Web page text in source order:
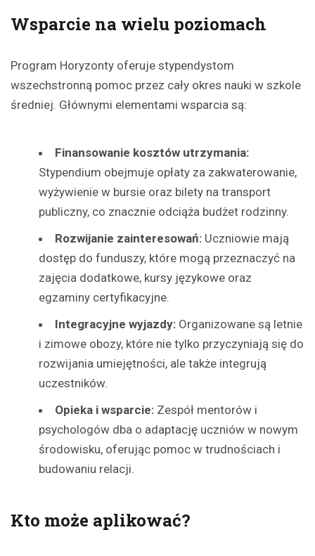
Wsparcie na wielu poziomach
Program Horyzonty oferuje stypendystom
wszechstronną pomoc przez cały okres nauki w szkole
średniej. Głównymi elementami wsparcia są:
Finansowanie kosztów utrzymania:
Stypendium obejmuje opłaty za zakwaterowanie,
wyżywienie w bursie oraz bilety na transport
publiczny, co znacznie odciąża budżet rodzinny.
Rozwijanie zainteresowań: Uczniowie mają
dostęp do funduszy, które mogą przeznaczyć na
zajęcia dodatkowe, kursy językowe oraz
egzaminy certyfikacyjne.
Integracyjne wyjazdy: Organizowane są letnie
i zimowe obozy, które nie tylko przyczyniają się do
rozwijania umiejętności, ale także integrują
uczestników.
Opieka i wsparcie: Zespół mentorów i
psychologów dba o adaptację uczniów w nowym
środowisku, oferując pomoc w trudnościach i
budowaniu relacji.
Kto może aplikować?